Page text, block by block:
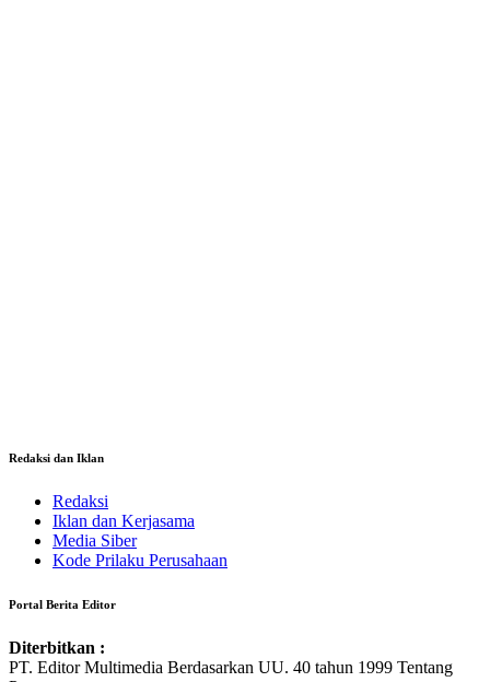
Redaksi dan Iklan
Redaksi
Iklan dan Kerjasama
Media Siber
Kode Prilaku Perusahaan
Portal Berita Editor
Diterbitkan :
PT. Editor Multimedia Berdasarkan UU. 40 tahun 1999 Tentang